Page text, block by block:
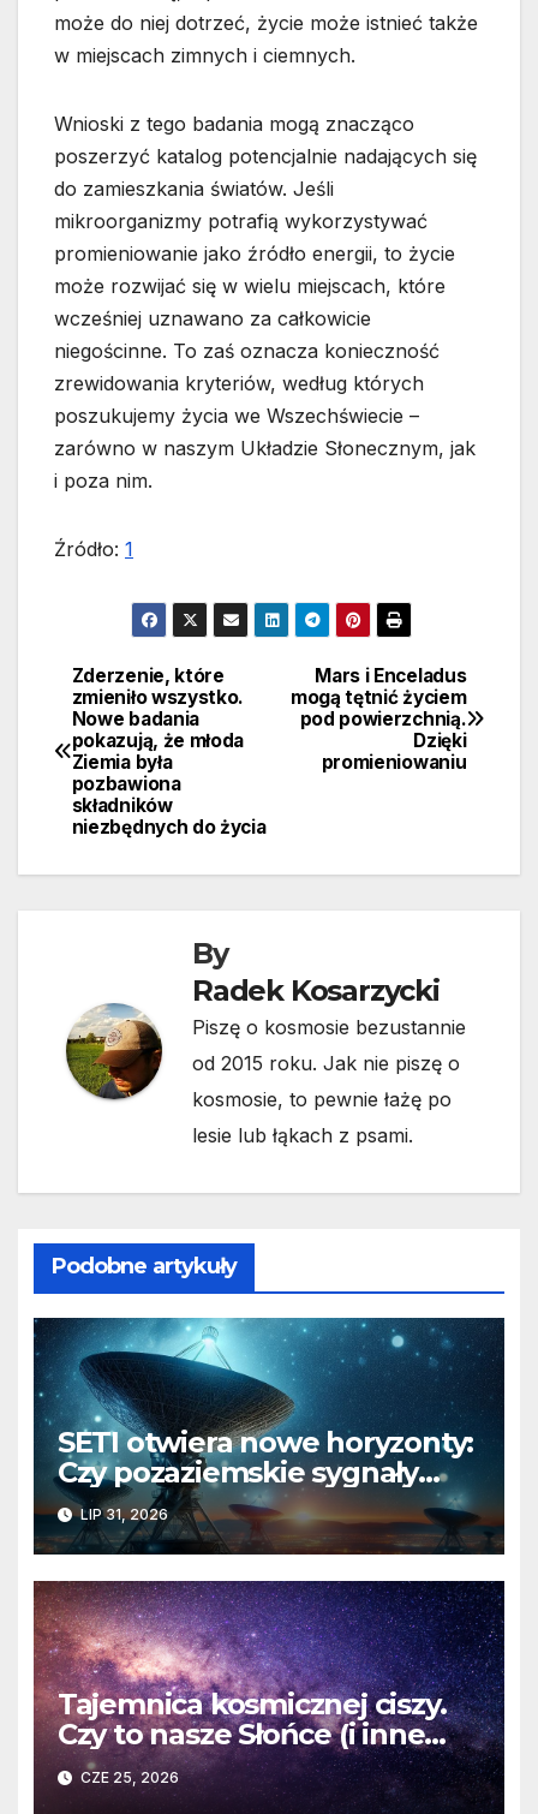
może do niej dotrzeć, życie może istnieć także
w miejscach zimnych i ciemnych.
Wnioski z tego badania mogą znacząco
poszerzyć katalog potencjalnie nadających się
do zamieszkania światów. Jeśli
mikroorganizmy potrafią wykorzystywać
promieniowanie jako źródło energii, to życie
może rozwijać się w wielu miejscach, które
wcześniej uznawano za całkowicie
niegościnne. To zaś oznacza konieczność
zrewidowania kryteriów, według których
poszukujemy życia we Wszechświecie –
zarówno w naszym Układzie Słonecznym, jak
i poza nim.
Źródło: 1
Nawigacja
wpisu
Mars i Enceladus
mogą tętnić życiem
pod powierzchnią.
Dzięki
promieniowaniu
Zderzenie, które
zmieniło wszystko.
Nowe badania
pokazują, że młoda
Ziemia była
pozbawiona
składników
niezbędnych do życia
By
Radek Kosarzycki
Piszę o kosmosie bezustannie
od 2015 roku. Jak nie piszę o
kosmosie, to pewnie łażę po
lesie lub łąkach z psami.
Podobne artykuły
SETI otwiera nowe horyzonty:
Czy pozaziemskie sygnały
czekają w nieoczekiwanych
miejscach?
LIP 31, 2026
Tajemnica kosmicznej ciszy.
Czy to nasze Słońce (i inne
gwiazdy) zagłuszają sygnały
obcych cywilizacji?
CZE 25, 2026